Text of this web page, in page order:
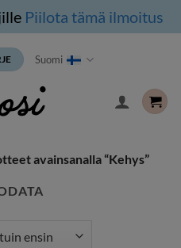
Piilota tämä ilmoitus
Suomi
avainsanalla “Kehys”